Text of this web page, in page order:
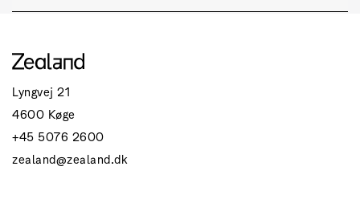
fagkataloget.
Se uddannelsens fagkatalog
Lyngvej 21
4600 Køge
+45 5076 2600
zealand@zealand.dk